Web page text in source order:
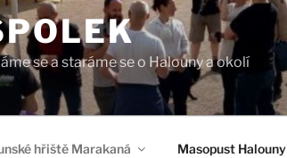
se a staráme se o Halouny a okolí
hřiště Marakaná Masopust Halouny